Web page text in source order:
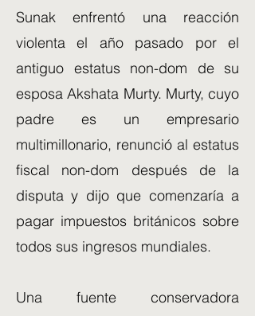
Sunak enfrentó una reacción
violenta el año pasado por el
antiguo estatus non-dom de su
esposa Akshata Murty. Murty, cuyo
padre es un empresario
multimillonario, renunció al estatus
fiscal non-dom después de la
disputa y dijo que comenzaría a
pagar impuestos británicos sobre
todos sus ingresos mundiales.
Una fuente conservadora